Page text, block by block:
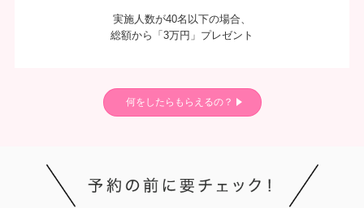
実施人数が40名以下の場合、
総額から「3万円」プレゼント
何をしたらもらえるの？